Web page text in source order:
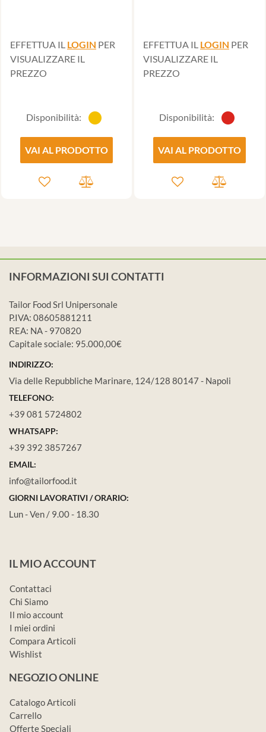
EFFETTUA IL LOGIN PER
VISUALIZZARE IL
PREZZO
Disponibilità:
VAI AL PRODOTTO
EFFETTUA IL LOGIN PER
VISUALIZZARE IL
PREZZO
Disponibilità:
VAI AL PRODOTTO
INFORMAZIONI SUI CONTATTI
Tailor Food Srl Unipersonale
P.IVA: 08605881211
REA: NA - 970820
Capitale sociale: 95.000,00€
INDIRIZZO:
Via delle Repubbliche Marinare, 124/128 80147 - Napoli
TELEFONO:
+39 081 5724802
WHATSAPP:
+39 392 3857267
EMAIL:
info@tailorfood.it
GIORNI LAVORATIVI / ORARIO:
Lun - Ven / 9.00 - 18.30
IL MIO ACCOUNT
Contattaci
Chi Siamo
Il mio account
I miei ordini
Compara Articoli
Wishlist
NEGOZIO ONLINE
Catalogo Articoli
Carrello
Offerte Speciali